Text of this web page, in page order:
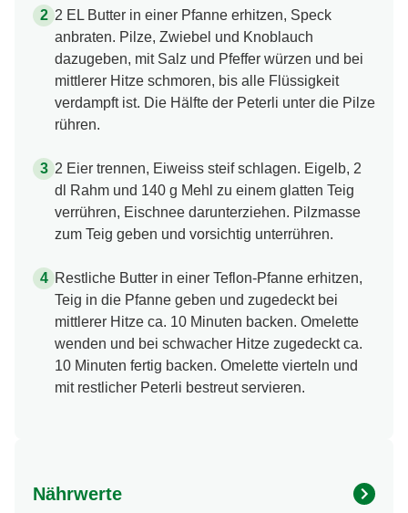
2 EL Butter in einer Pfanne erhitzen, Speck
anbraten. Pilze, Zwiebel und Knoblauch
dazugeben, mit Salz und Pfeffer würzen und bei
mittlerer Hitze schmoren, bis alle Flüssigkeit
verdampft ist. Die Hälfte der Peterli unter die Pilze
rühren.
2 Eier trennen, Eiweiss steif schlagen. Eigelb, 2
dl Rahm und 140 g Mehl zu einem glatten Teig
verrühren, Eischnee darunterziehen. Pilzmasse
zum Teig geben und vorsichtig unterrühren.
Restliche Butter in einer Teflon-Pfanne erhitzen,
Teig in die Pfanne geben und zugedeckt bei
mittlerer Hitze ca. 10 Minuten backen. Omelette
wenden und bei schwacher Hitze zugedeckt ca.
10 Minuten fertig backen. Omelette vierteln und
mit restlicher Peterli bestreut servieren.
Nährwerte